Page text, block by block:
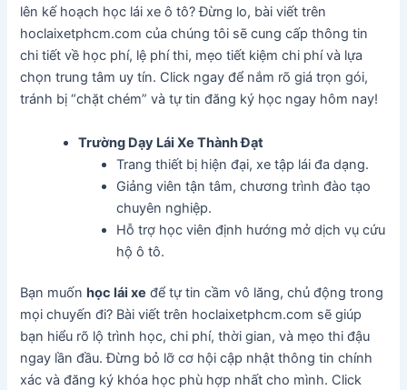
lên kế hoạch học lái xe ô tô? Đừng lo, bài viết trên
hoclaixetphcm.com của chúng tôi sẽ cung cấp thông tin
chi tiết về học phí, lệ phí thi, mẹo tiết kiệm chi phí và lựa
chọn trung tâm uy tín. Click ngay để nắm rõ giá trọn gói,
tránh bị “chặt chém” và tự tin đăng ký học ngay hôm nay!
Trường Dạy Lái Xe Thành Đạt
Trang thiết bị hiện đại, xe tập lái đa dạng.
Giảng viên tận tâm, chương trình đào tạo
chuyên nghiệp.
Hỗ trợ học viên định hướng mở dịch vụ cứu
hộ ô tô.
Bạn muốn học lái xe để tự tin cầm vô lăng, chủ động trong
mọi chuyến đi? Bài viết trên hoclaixetphcm.com sẽ giúp
bạn hiểu rõ lộ trình học, chi phí, thời gian, và mẹo thi đậu
ngay lần đầu. Đừng bỏ lỡ cơ hội cập nhật thông tin chính
xác và đăng ký khóa học phù hợp nhất cho mình. Click